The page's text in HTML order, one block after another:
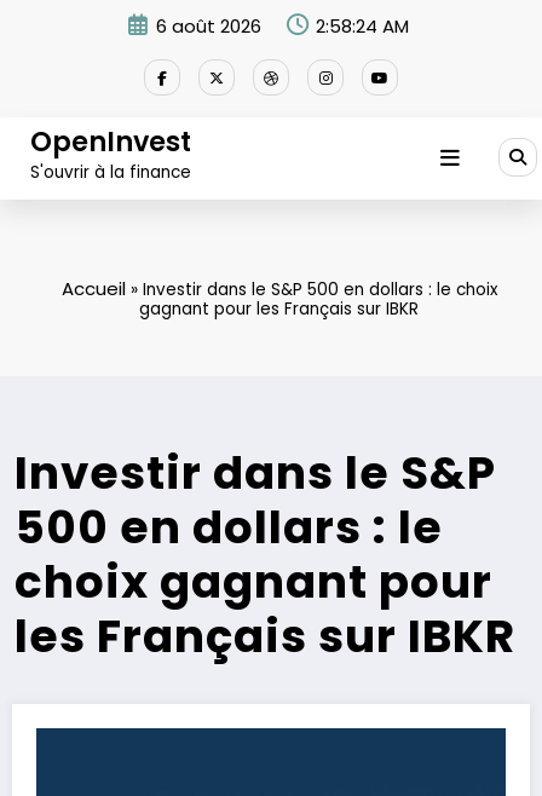
6 août 2026 2:58:25 AM
OpenInvest
S'ouvrir à la finance
Accueil» Investir dans le S&P 500 en dollars : le choix
gagnant pour les Français sur IBKR
Investir dans le S&P
500 en dollars : le
choix gagnant pour
les Français sur IBKR